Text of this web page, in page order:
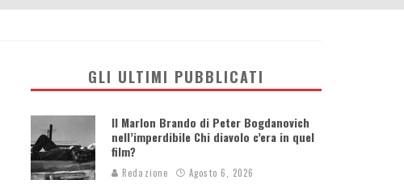
GLI ULTIMI PUBBLICATI
Il Marlon Brando di Peter Bogdanovich
nell’imperdibile Chi diavolo c’era in quel
film?
Redazione Agosto 6, 2026